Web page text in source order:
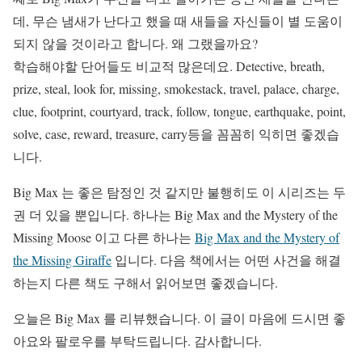
데, 무슨 냄새가 난다고 했을 때 새들을 자신들이 별 도움이
되지 않을 것이라고 합니다. 왜 그랬을까요?
학습해야할 단어들도 비교적 많은데요. Detective, breath,
prize, steal, look for, missing, smokestack, travel, palace, charge,
clue, footprint, courtyard, track, follow, tongue, earthquake, point,
solve, case, reward, treasure, carry등을 꼼꼼히 익히면 좋겠습
니다.
Big Max 는 좋은 탐정인 것 같지만 불행히도 이 시리즈는 두
권 더 있을 뿐입니다. 하나는 Big Max and the Mystery of the
Missing Moose 이고 다른 하나는 Big Max and the Mystery of
the Missing Giraffe 입니다. 다음 책에서는 어떤 사건을 해결
하는지 다른 책도 구해서 읽어보면 좋겠습니다.
오늘은 Big Max 를 리뷰했습니다. 이 글이 마음에 드시면 좋
아요와 팔로우를 부탁드립니다. 감사합니다.